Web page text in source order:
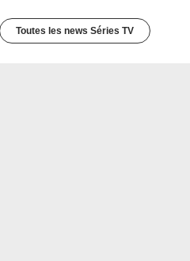
Toutes les news Séries TV